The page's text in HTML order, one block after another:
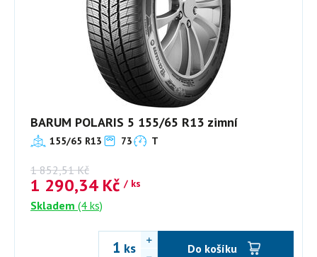
BARUM POLARIS 5 155/65 R13 zimní
155/65 R13 73 T
1 852,51 Kč
1 290,34 Kč / ks
Skladem (4 ks)
ks Do košíku